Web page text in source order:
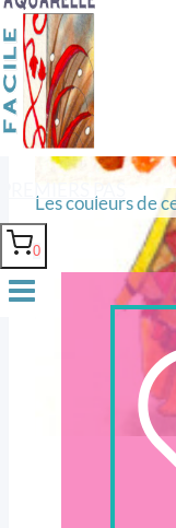
0
Saluer le
Les couleurs de